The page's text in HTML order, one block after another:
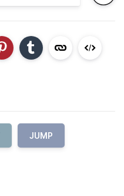
JUMP